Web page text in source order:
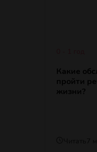
Какие
пройти
жизни?